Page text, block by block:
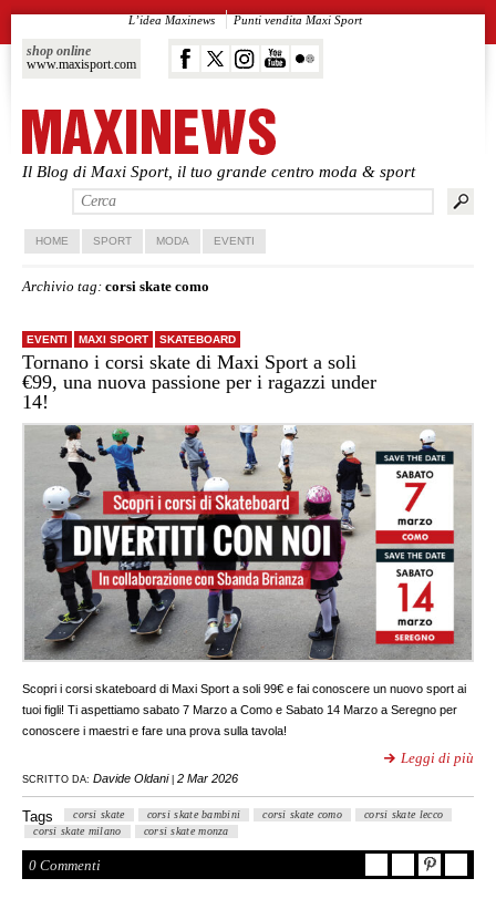
Il Blog di Maxi Sport, il tuo grande centro moda & sport
shop online
www.maxisport.com
L’idea Maxinews Punti vendita Maxi Sport
Vai al contenuto principale
Vai al contenuto secondario
HOME SPORT MODA EVENTI
Archivio tag:corsi skate como
EVENTI MAXI SPORT SKATEBOARD
Tornano i corsi skate di Maxi Sport a soli
€99, una nuova passione per i ragazzi under
14!
Scopri i corsi skateboard di Maxi Sport a soli 99€ e fai conoscere un nuovo sport ai
tuoi figli! Ti aspettiamo sabato 7 Marzo a Como e Sabato 14 Marzo a Seregno per
conoscere i maestri e fare una prova sulla tavola!
Leggi di più
SCRITTO DA: Davide Oldani 2 Mar 2026
Tags corsi skate corsi skate bambini corsi skate como
corsi skate lecco
corsi skate milano
corsi skate monza
0 Commenti